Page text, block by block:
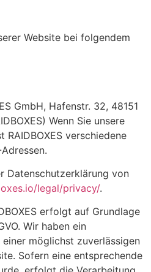
Website bei folgendem
GmbH, Hafenstr. 32, 48151
Wenn Sie unsere
RAIDBOXES verschiedene
Datenschutzerklärung von
legal/privacy/.
erfolgt auf Grundlage
Wir haben ein
möglichst zuverlässigen
Sofern eine entsprechende